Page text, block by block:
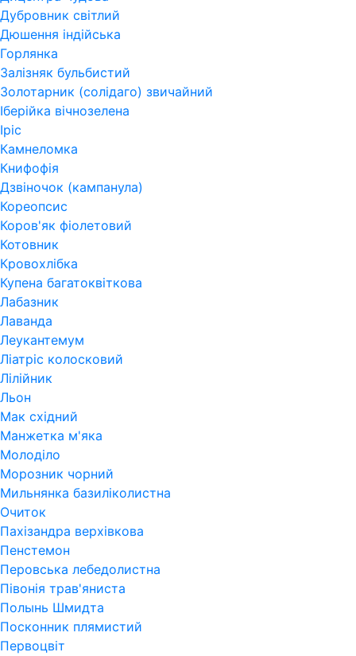
Дубровник світлий
Дюшення індійська
Горлянка
Залізняк бульбистий
Золотарник (солідаго) звичайний
Іберійка вічнозелена
Іріс
Камнеломка
Книфофія
Дзвіночок (кампанула)
Кореопсис
Коров'як фіолетовий
Котовник
Кровохлібка
Купена багатоквіткова
Лабазник
Лаванда
Леукантемум
Ліатріс колосковий
Лілійник
Льон
Мак східний
Манжетка м'яка
Молоділо
Морозник чорний
Мильнянка базиліколистна
Очиток
Пахізандра верхівкова
Пенстемон
Перовська лебедолистна
Півонія трав'яниста
Полынь Шмидта
Посконник плямистий
Первоцвіт